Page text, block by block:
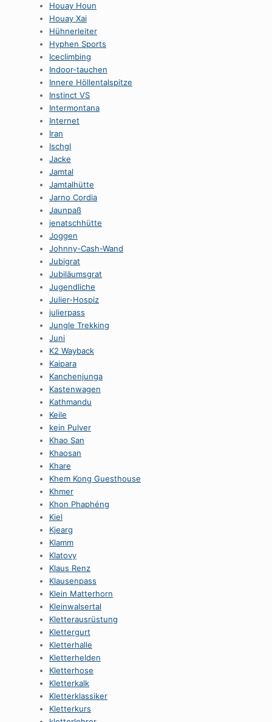
Houay Houn
Houay Xai
Hühnerleiter
Hyphen Sports
Iceclimbing
Indoor-tauchen
Innere Höllentalspitze
Instinct VS
Intermontana
Internet
Iran
Ischgl
Jacke
Jamtal
Jamtalhütte
Jarno Cordia
Jaunpaß
jenatschhütte
Joggen
Johnny-Cash-Wand
Jubigrat
Jubiläumsgrat
Jugendliche
Julier-Hospiz
julierpass
Jungle Trekking
Juni
K2 Wayback
Kaipara
Kanchenjunga
Kastenwagen
Kathmandu
Keile
kein Pulver
Khao San
Khaosan
Khare
Khem Kong Guesthouse
Khmer
Khon Phaphéng
Kiel
Kjearg
Klamm
Klatovy
Klaus Renz
Klausenpass
Klein Matterhorn
Kleinwalsertal
Kletterausrüstung
Klettergurt
Kletterhalle
Kletterhelden
Kletterhose
Kletterkalk
Kletterklassiker
Kletterkurs